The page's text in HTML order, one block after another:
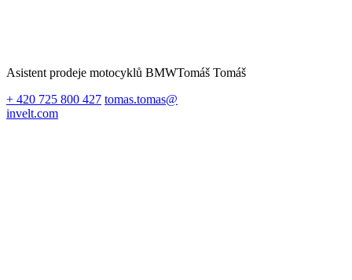
Asistent prodeje motocyklů BMWTomáš Tomáš
+ 420 725 800 427 tomas.tomas@
invelt.com